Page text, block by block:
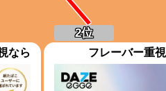
なら フレーバー重